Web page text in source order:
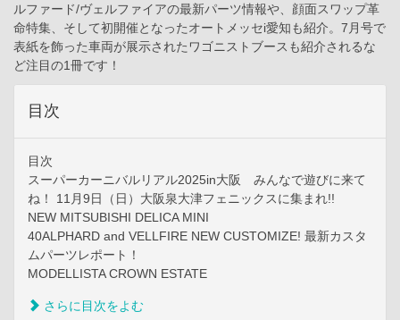
ルファード/ヴェルファイアの最新パーツ情報や、顔面スワップ革
命特集、そして初開催となったオートメッセi愛知も紹介。7月号で
表紙を飾った車両が展示されたワゴニストブースも紹介されるな
ど注目の1冊です！
目次
目次
スーパーカーニバルリアル2025in大阪 みんなで遊びに来て
ね！ 11月9日（日）大阪泉大津フェニックスに集まれ!!
NEW MITSUBISHI DELICA MINI
40ALPHARD and VELLFIRE NEW CUSTOMIZE! 最新カスタ
ムパーツレポート！
MODELLISTA CROWN ESTATE
さらに目次をよむ